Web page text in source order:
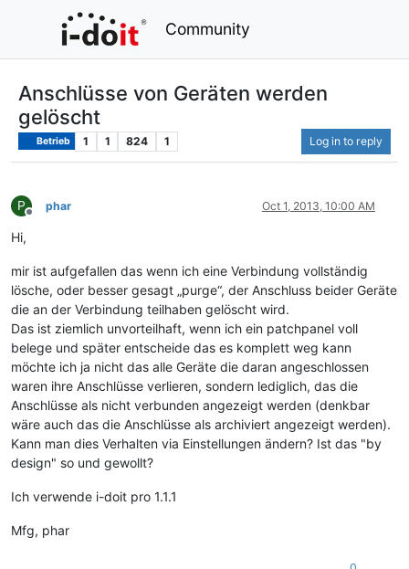
Community
Anschlüsse von Geräten werden
gelöscht
Betrieb 1 1 824 1 Log in to reply
P
Offline
phar Oct 1, 2013, 10:00 AM
Hi,
mir ist aufgefallen das wenn ich eine Verbindung vollständig
lösche, oder besser gesagt „purge“, der Anschluss beider Geräte
die an der Verbindung teilhaben gelöscht wird.
Das ist ziemlich unvorteilhaft, wenn ich ein patchpanel voll
belege und später entscheide das es komplett weg kann
möchte ich ja nicht das alle Geräte die daran angeschlossen
waren ihre Anschlüsse verlieren, sondern lediglich, das die
Anschlüsse als nicht verbunden angezeigt werden (denkbar
wäre auch das die Anschlüsse als archiviert angezeigt werden).
Kann man dies Verhalten via Einstellungen ändern? Ist das "by
design" so und gewollt?
Ich verwende i-doit pro 1.1.1
Mfg, phar